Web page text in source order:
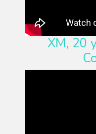
XM, 20